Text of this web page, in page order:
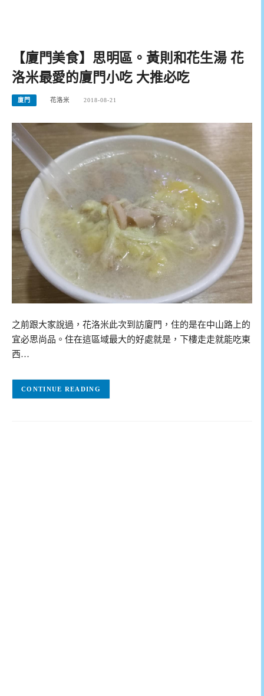
【廈門美食】思明區。黃則和花生湯 花
洛米最愛的廈門小吃 大推必吃
廈門 花洛米 2018-08-21
之前跟大家說過，花洛米此次到訪廈門，住的是在中山路上的
宜必思尚品。住在這區域最大的好處就是，下樓走走就能吃東
西…
CONTINUE READING